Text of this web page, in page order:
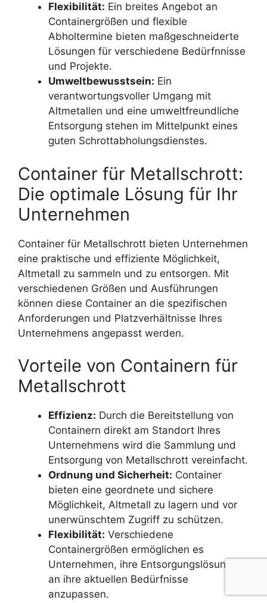
Flexibilität: Ein breites Angebot an
Containergrößen und flexible
Abholtermine bieten maßgeschneiderte
Lösungen für verschiedene Bedürfnnisse
und Projekte.
Umweltbewusstsein: Ein
verantwortungsvoller Umgang mit
Altmetallen und eine umweltfreundliche
Entsorgung stehen im Mittelpunkt eines
guten Schrottabholungsdienstes.
Container für Metallschrott:
Die optimale Lösung für Ihr
Unternehmen
Container für Metallschrott bieten Unternehmen
eine praktische und effiziente Möglichkeit,
Altmetall zu sammeln und zu entsorgen. Mit
verschiedenen Größen und Ausführungen
können diese Container an die spezifischen
Anforderungen und Platzverhältnisse Ihres
Unternehmens angepasst werden.
Vorteile von Containern für
Metallschrott
Effizienz: Durch die Bereitstellung von
Containern direkt am Standort Ihres
Unternehmens wird die Sammlung und
Entsorgung von Metallschrott vereinfacht.
Ordnung und Sicherheit: Container
bieten eine geordnete und sichere
Möglichkeit, Altmetall zu lagern und vor
unerwünschtem Zugriff zu schützen.
Flexibilität: Verschiedene
Containergrößen ermöglichen es
Unternehmen, ihre Entsorgungslösungen
an ihre aktuellen Bedürfnisse
anzupassen.